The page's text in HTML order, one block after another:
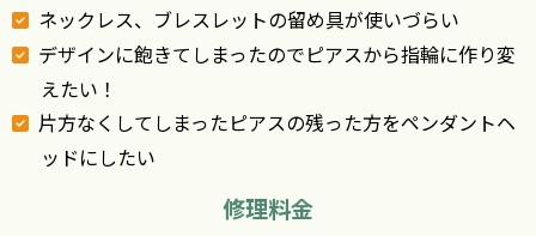
ネックレス、ブレスレットの留め具が使いづらい
デザインに飽きてしまったのでピアスから指輪に作り変
えたい！
片方なくしてしまったピアスの残った方をペンダントヘ
ッドにしたい
修理料金